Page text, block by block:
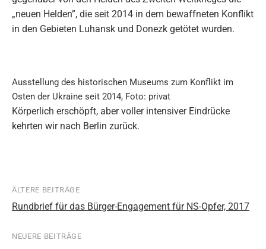
„neuen Helden”, die seit 2014 in dem bewaffneten Konflikt
in den Gebieten Luhansk und Donezk getötet wurden.
Ausstellung des historischen Museums zum Konflikt im
Osten der Ukraine seit 2014, Foto: privat
Körperlich erschöpft, aber voller intensiver Eindrücke
kehrten wir nach Berlin zurück.
Beitragsnavigation
ÄLTERE BEITRÄGE
Rundbrief für das Bürger-Engagement für NS-Opfer, 2017
NEUERE BEITRÄGE